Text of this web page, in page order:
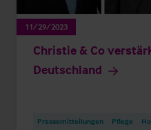
11/29/2023
Christie & Co
Deutschland
Pressemitteilungen Pflege